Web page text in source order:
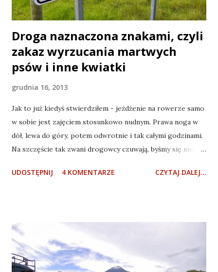
to pokruszy na...
Droga naznaczona znakami, czyli
zakaz wyrzucania martwych
psów i inne kwiatki
grudnia 16, 2013
Jak to już kiedyś stwierdziłem - jeżdżenie na rowerze samo
w sobie jest zajęciem stosunkowo nudnym. Prawa noga w
dół, lewa do góry, potem odwrotnie i tak całymi godzinami.
Na szczęście tak zwani drogowcy czuwają, byśmy się nie
się nie stało. Dlatego przede wszystkim należy szanować
UDOSTĘPNIJ 4 KOMENTARZE CZYTAJ DALEJ...